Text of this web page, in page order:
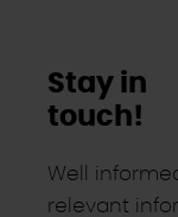
Stay in
touch!
Well
relevant